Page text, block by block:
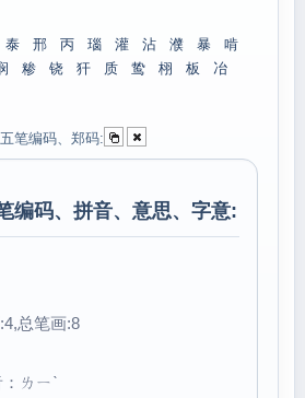
泰 邢 丙 瑙 灌 沾 濮 暴
啃
糁 铙 犴 质 鸷 栩 板
冶
笔编码、郑码:
编码、拼音、意思、字意:
总笔画:8
ㄌㄧˋ